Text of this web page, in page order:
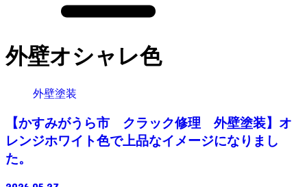
外壁オシャレ色
外壁塗装
【かすみがうら市 クラック修理 外壁塗装】オ
レンジホワイト色で上品なイメージになりまし
た。